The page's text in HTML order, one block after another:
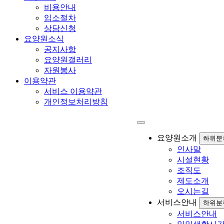
비용안내
입소절차
상담신청
요양원소식
공지사항
요양원갤러리
자원봉사
이용약관
서비스 이용약관
개인정보처리방침
요양원소개 하위분
인사말
시설현황
조직도
제도소개
오시는길
서비스안내
하위분
서비스안내